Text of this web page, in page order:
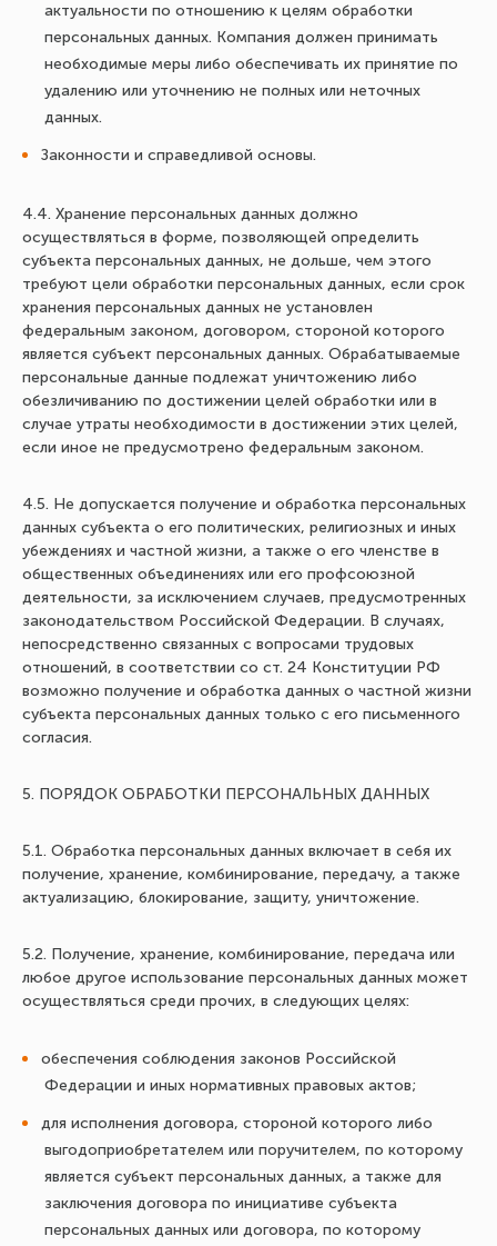
актуальности по отношению к целям обработки
персональных данных. Компания должен принимать
необходимые меры либо обеспечивать их принятие по
удалению или уточнению не полных или неточных
данных.
Законности и справедливой основы.
4.4. Хранение персональных данных должно
осуществляться в форме, позволяющей определить
субъекта персональных данных, не дольше, чем этого
требуют цели обработки персональных данных, если срок
хранения персональных данных не установлен
федеральным законом, договором, стороной которого
является субъект персональных данных. Обрабатываемые
персональные данные подлежат уничтожению либо
обезличиванию по достижении целей обработки или в
случае утраты необходимости в достижении этих целей,
если иное не предусмотрено федеральным законом.
4.5. Не допускается получение и обработка персональных
данных субъекта о его политических, религиозных и иных
убеждениях и частной жизни, а также о его членстве в
общественных объединениях или его профсоюзной
деятельности, за исключением случаев, предусмотренных
законодательством Российской Федерации. В случаях,
непосредственно связанных с вопросами трудовых
отношений, в соответствии со ст. 24 Конституции РФ
возможно получение и обработка данных о частной жизни
субъекта персональных данных только с его письменного
согласия.
5. ПОРЯДОК ОБРАБОТКИ ПЕРСОНАЛЬНЫХ ДАННЫХ
5.1. Обработка персональных данных включает в себя их
получение, хранение, комбинирование, передачу, а также
актуализацию, блокирование, защиту, уничтожение.
5.2. Получение, хранение, комбинирование, передача или
любое другое использование персональных данных может
осуществляться среди прочих, в следующих целях:
обеспечения соблюдения законов Российской
Федерации и иных нормативных правовых актов;
для исполнения договора, стороной которого либо
выгодоприобретателем или поручителем, по которому
является субъект персональных данных, а также для
заключения договора по инициативе субъекта
персональных данных или договора, по которому